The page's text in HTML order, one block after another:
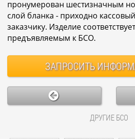
пронумерован шестизначным
слой бланка - приходно
заказчику. Изделие
предъявляемым к БСО.
ЗАПРОСИТЬ
ДРУГИЕ БСО